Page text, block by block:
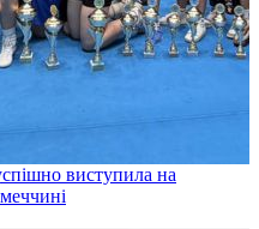
виступила на